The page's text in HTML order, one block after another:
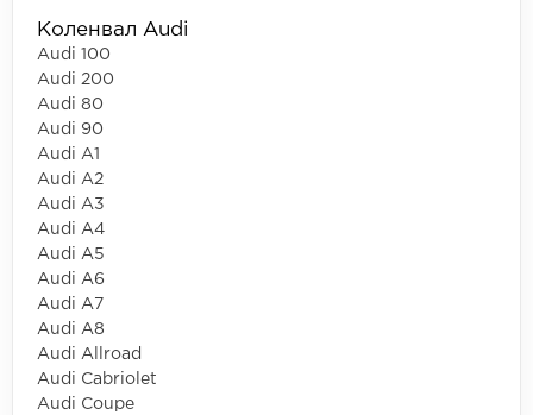
Коленвал Audi
Audi 100
Audi 200
Audi 80
Audi 90
Audi A1
Audi A2
Audi A3
Audi A4
Audi A5
Audi A6
Audi A7
Audi A8
Audi Allroad
Audi Cabriolet
Audi Coupe